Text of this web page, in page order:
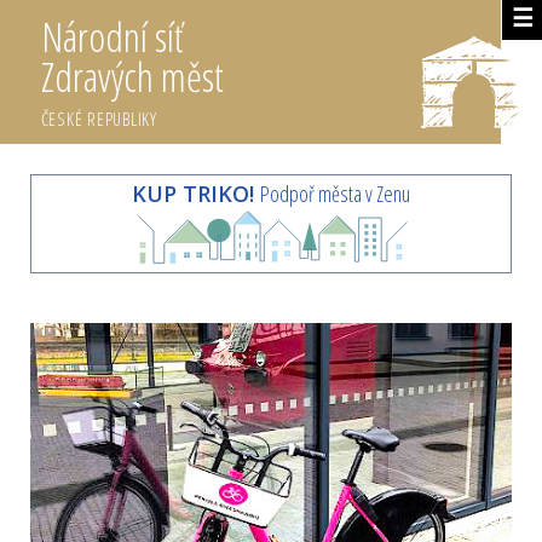
☰
Národní síť
Zdravých měst
ČESKÉ REPUBLIKY
KUP TRIKO! Podpoř města v Zenu